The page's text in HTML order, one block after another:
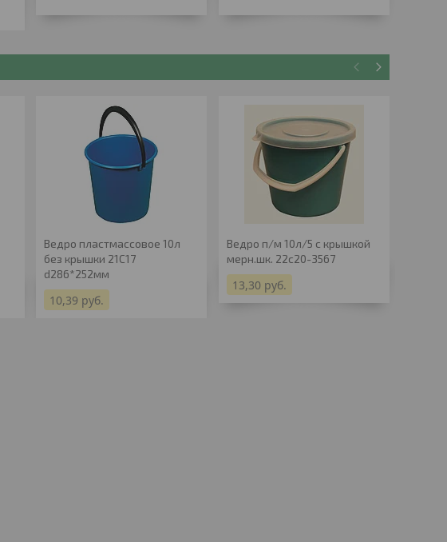
Ведро пластмассовое 10л
без крышки 21С17
d286*252мм
10,39 руб.
Ведро п/м 10л/5 с крышкой
мерн.шк. 22с20-3567
13,30 руб.